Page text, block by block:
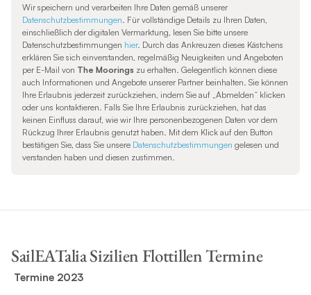
Wir speichern und verarbeiten Ihre Daten gemäß unserer
Datenschutzbestimmungen. Für vollständige Details zu Ihren Daten,
einschließlich der digitalen Vermarktung, lesen Sie bitte unsere
Datenschutzbestimmungen hier. Durch das Ankreuzen dieses Kästchens
erklären Sie sich einverstanden, regelmäßig Neuigkeiten und Angeboten
per E-Mail von The Moorings zu erhalten. Gelegentlich können diese
auch Informationen und Angebote unserer Partner beinhalten. Sie können
Ihre Erlaubnis jederzeit zurückziehen, indem Sie auf „Abmelden“ klicken
oder uns kontaktieren. Falls Sie Ihre Erlaubnis zurückziehen, hat das
keinen Einfluss darauf, wie wir Ihre personenbezogenen Daten vor dem
Rückzug Ihrer Erlaubnis genutzt haben. Mit dem Klick auf den Button
bestätigen Sie, dass Sie unsere Datenschutzbestimmungen gelesen und
verstanden haben und diesen zustimmen.
SailEATalia Sizilien Flottillen Termine
Termine 2023